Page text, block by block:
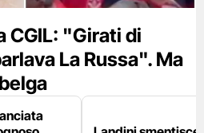
CGIL: "Girati di
La Russa". Ma